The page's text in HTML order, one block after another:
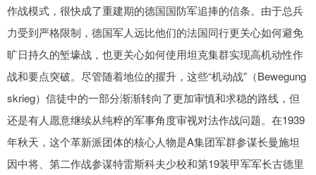
作战模式，很快成了重建期的德国国防军追捧的信条。由于总兵
力受到严格限制，德国军人远比他们的法国同行更关心如何避免
旷日持久的堑壕战，也更关心如何使用坦克集群实现高机动性作
战和要点突破。尽管随着地位的擢升，这些“机动战”（Bewegung
skrieg）信徒中的一部分渐渐转向了更加审慎和求稳的路线，但
还是有人愿意继续从纯粹的军事角度审视对法作战问题。在1939
年秋天，这个革新派团体的核心人物是A集团军群参谋长曼施坦
因中将、第二作战参谋特雷斯科夫少校和第19装甲军军长古德里